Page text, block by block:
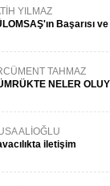
YILMAZ
Başarısı
TAHMAZ
NELER
ALİOĞLU
iletişim